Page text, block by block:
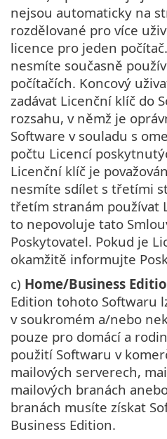
nejsou automaticky na
rozdělované pro více
licence pro jeden
nesmíte současně
počítačích. Koncový
zadávat Licenční klíč do
rozsahu, v němž je
Software v souladu s
počtu Licencí
Licenční klíč je
nesmíte sdílet s třetími
třetím stranám používat
to nepovoluje tato
Poskytovatel. Pokud je
okamžitě informujte
c) Home/Business
Edition tohoto Softwaru
v soukromém a/nebo
pouze pro domácí a
použití Softwaru v
mailových serverech,
mailových branách
branách musíte získat
Business Edition.